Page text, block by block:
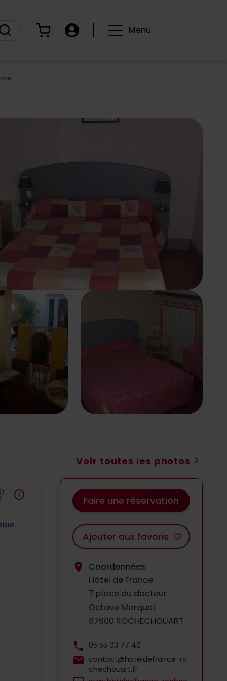
Panier Compte Menu
Voir toutes les photos chevron_right
info Faire une réservation
Ajouter aux favoris favorite_border
location_on
Coordonnées
Hôtel de France
7 place du docteur
Octave Marquet
87600 ROCHECHOUART
phone 05 55 03 77 40
mail contact@hoteldefrance-ro
chechouart.fr